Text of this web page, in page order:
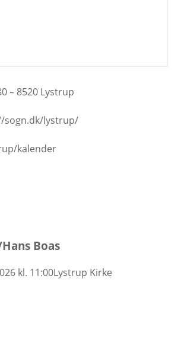
– 8520 Lystrup
sogn.dk/lystrup/
kalender
Boas
kl. 11:00Lystrup Kirke